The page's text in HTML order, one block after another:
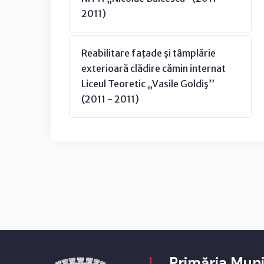
2011)
Reabilitare faţade şi tâmplărie
exterioară clădire cămin internat
Liceul Teoretic „Vasile Goldiş’’
(2011 - 2011)